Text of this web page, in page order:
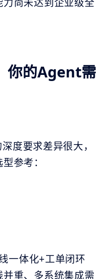
你的Agent需
度要求差异很大，
参考：
一体化+工单闭环
并重、多系统集成需